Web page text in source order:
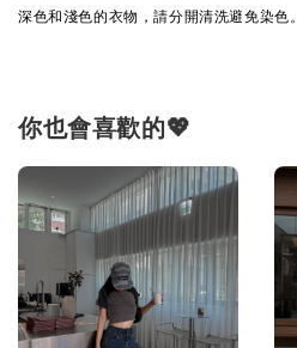
深色和淺色的衣物，請分開清洗避免染色。
你也會喜歡的💖